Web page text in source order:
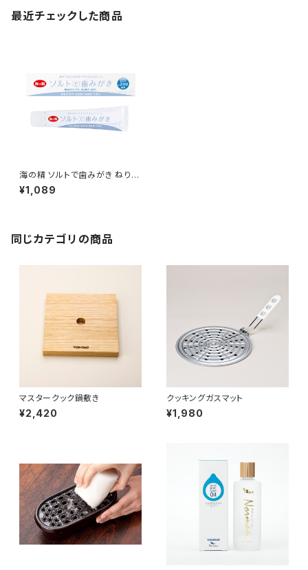
最近チェックした商品
海の精 ソルトで歯みがき ねりタ
イプ
¥1,089
同じカテゴリの商品
マスタークック鍋敷き
¥2,420
クッキングガスマット
¥1,980